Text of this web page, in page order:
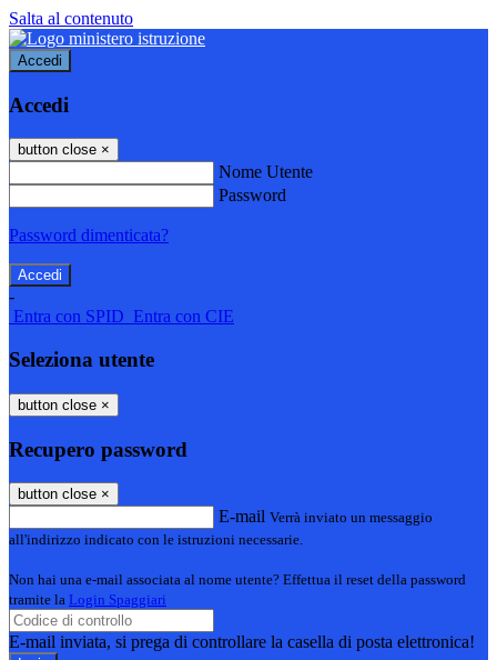
Salta al contenuto
Accedi
Accedi
button close ×
Nome Utente
Password
Password dimenticata?
-
Entra con SPID Entra con CIE
Seleziona utente
button close ×
Recupero password
button close ×
E-mail Verrà inviato un messaggio
all'indirizzo indicato con le istruzioni necessarie.
Non hai una e-mail associata al nome utente? Effettua il reset della password
tramite la Login Spaggiari
E-mail inviata, si prega di controllare la casella di posta elettronica!